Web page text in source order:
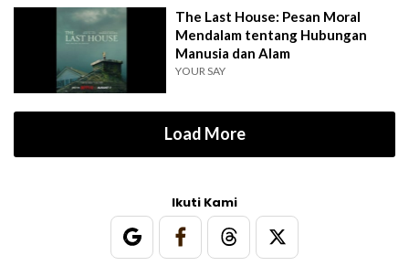
The Last House: Pesan Moral
Mendalam tentang Hubungan
Manusia dan Alam
YOUR SAY
Load More
Ikuti Kami